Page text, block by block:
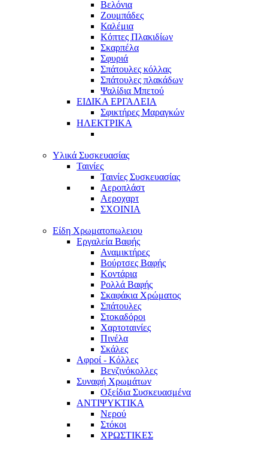
Βελόνια
Ζουμπάδες
Καλέμια
Κόπτες Πλακιδίων
Σκαρπέλα
Σφυριά
Σπάτουλες κόλλας
Σπάτουλες πλακάδων
Ψαλίδια Μπετού
ΕΙΔΙΚΑ ΕΡΓΑΛΕΙΑ
Σφικτήρες Μαραγκών
ΗΛΕΚΤΡΙΚΑ
Υλικά Συσκευασίας
Ταινίες
Ταινίες Συσκευασίας
Αεροπλάστ
Αεροχαρτ
ΣΧΟΙΝΙΑ
Είδη Χρωματοπωλειου
Εργαλεία Βαφής
Αναμικτήρες
Βούρτσες Βαφής
Κοντάρια
Ρολλά Βαφής
Σκαφάκια Χρώματος
Σπάτουλες
Στοκαδόροι
Χαρτοταινίες
Πινέλα
Σκάλες
Αφροί - Κόλλες
Βενζινόκολλες
Συναφή Χρωμάτων
Οξείδια Συσκευασμένα
ΑΝΤΙΨΥΚΤΙΚΑ
Νερού
Στόκοι
ΧΡΩΣΤΙΚΕΣ